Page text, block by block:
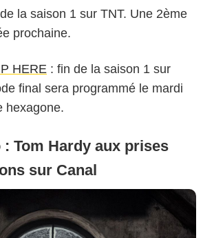
la saison 1 sur TNT. Une 2ème
prochaine.
HERE : fin de la saison 1 sur
final sera programmé le mardi
hexagone.
: Tom Hardy aux prises
sur Canal